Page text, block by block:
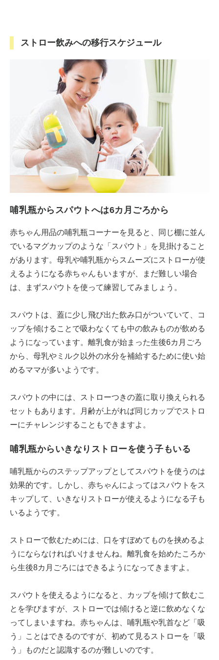
ストロー飲みへの移行スケジュール
哺乳瓶からスパウトへは6カ月ごろから
赤ちゃん用品の哺乳瓶コーナーを見ると、同じ棚に並ん
でいるマグカップのような「スパウト」を見掛けること
があります。母乳や哺乳瓶からスムーズにストローが使
えるようになる赤ちゃんもいますが、まだ難しい場合
は、まずスパウトを使って練習してみましょう。
スパウトは、蓋に少し飛び出た飲み口がついていて、コ
ップを傾けることで吸わなくても中の飲みものが飲める
ようになっています。離乳食が始まった生後6カ月ごろ
から、母乳やミルク以外の水分を補給するために使い始
めるママが多いようです。
スパウトの中には、ストローつきの蓋に取り換えられる
セットもあります。月齢が上がれば同じカップでストロ
ーにチャレンジすることもできますよ。
哺乳瓶からいきなりストローを使う子もいる
哺乳瓶からのステップアップとしてスパウトを使うのは
効果的です。しかし、赤ちゃんによってはスパウトをス
キップして、いきなりストローが使えるようになる子も
いるようです。
ストローで飲むためには、口をすぼめてものを挟めるよ
うにならなければいけませんね。離乳食を始めたころか
ら生後8カ月ごろにはできるようになってきますよ。
スパウトを使えるようになると、カップを傾けて飲むこ
とを学びますが、ストローでは傾けると逆に飲めなくな
ってしまいますね。赤ちゃんは、哺乳瓶や乳首など「吸
う」ことはできるのですが、初めて見るストローを「吸
う」ものだと認識するのが難しいのです。